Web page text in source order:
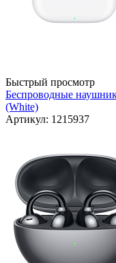
Быстрый просмотр
Беспроводные
(White)
Артикул: 1215937